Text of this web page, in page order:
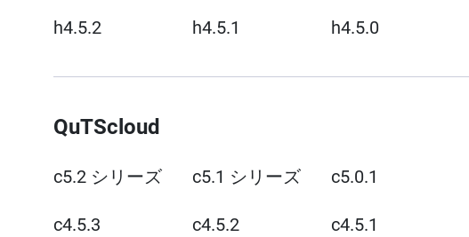
h4.5.2 h4.5.1 h4.5.0
QuTScloud
c5.2 シリーズ c5.1 シリーズ c5.0.1
c4.5.3 c4.5.2 c4.5.1